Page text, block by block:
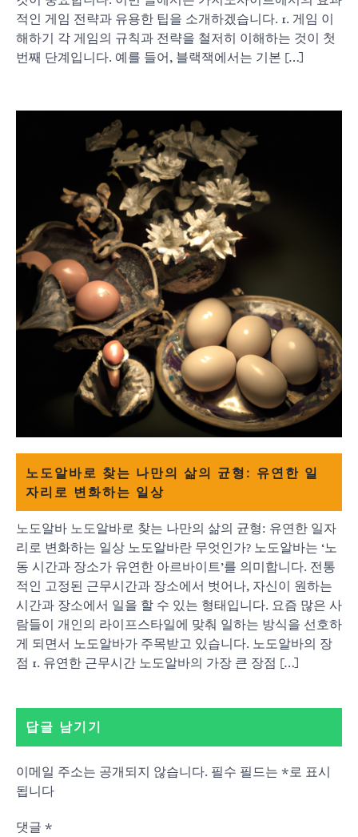
적인 게임 전략과 유용한 팁을 소개하겠습니다. 1. 게임 이
해하기 각 게임의 규칙과 전략을 철저히 이해하는 것이 첫
번째 단계입니다. 예를 들어, 블랙잭에서는 기본 […]
노도알바로 찾는 나만의 삶의 균형: 유연한 일
자리로 변화하는 일상
노도알바 노도알바로 찾는 나만의 삶의 균형: 유연한 일자
리로 변화하는 일상 노도알바란 무엇인가? 노도알바는 ‘노
동 시간과 장소가 유연한 아르바이트’를 의미합니다. 전통
적인 고정된 근무시간과 장소에서 벗어나, 자신이 원하는
시간과 장소에서 일을 할 수 있는 형태입니다. 요즘 많은 사
람들이 개인의 라이프스타일에 맞춰 일하는 방식을 선호하
게 되면서 노도알바가 주목받고 있습니다. 노도알바의 장
점 1. 유연한 근무시간 노도알바의 가장 큰 장점 […]
답글 남기기
이메일 주소는 공개되지 않습니다. 필수 필드는 *로 표시
됩니다
댓글 *